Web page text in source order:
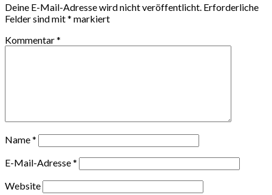
Deine E-Mail-Adresse wird nicht veröffentlicht. Erforderliche
Felder sind mit* markiert
Kommentar*
Name*
E-Mail-Adresse*
Website